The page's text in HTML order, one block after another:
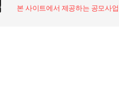
본 사이트에서 제공하는 공모사